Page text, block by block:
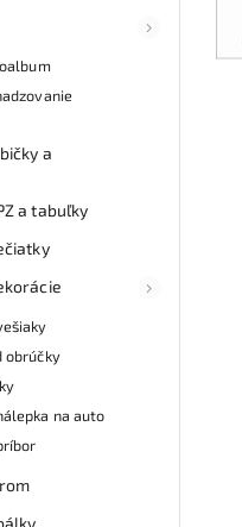
a
a tabuľky
obrúčky
na auto